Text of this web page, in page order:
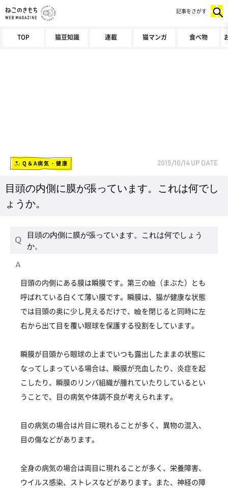
TOP 猫豆知識 連載 猫マンガ 食べ物
記事をさがす
Q＆A病気・健康 2015/10/14 UP DATE
目頭の内側に膜が張っています。これは何でし
ょうか。
目頭の内側に膜が張っています。これは何でしょう
か。
目頭の内側にある膜は瞬膜です。第三の瞼（まぶた）とも
呼ばれている白くて薄い膜です。瞬膜は、猫が健康な状態
では目頭の奥に少し見えるだけで、瞼を閉じると同時に左
右から出て目を覆い眼球を保護する役割をしています。
瞬膜が目頭から眼球の上までいつも露出したままの状態に
なってしまっている場合は、瞬膜が充血したり、炎症を起
こしたり、瞬膜のリンパ組織が腫れていたりしているとい
うことで、目の病気や体調不良が考えられます。
目の病気の場合は片目に現れることが多く、異物の混入、
目の傷などがあります。
全身の病気の場合は両目に現れることが多く、栄養障害、
ウイルス感染、ストレスなどがあります。また、神経の障